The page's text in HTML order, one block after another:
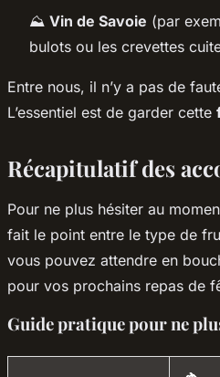
⛰️ Vin de Savoie (par
bulots ou les crevettes
Entre nous, il n’y a pas de
L’essentiel est de garder cette
Récapitulatif des
Pour ne plus hésiter au
fait le point entre le type de
vous pouvez attendre en
pour vos prochains repas de
Guide pratique pour ne